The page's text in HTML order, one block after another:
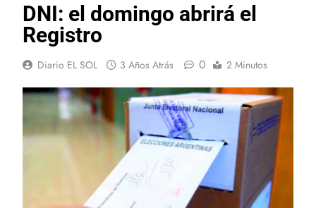
DNI: el domingo abrirá el
Registro
Diario EL SOL 3 Años Atrás 0 2 Minutos